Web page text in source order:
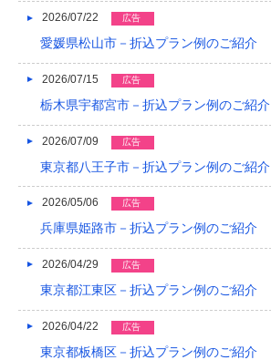
2022/09
2022/08
2022/06
2022/05
2022/04
2022/03
2026/07/22 広告
愛媛県松山市－折込プラン例のご紹介
2026/07/15 広告
栃木県宇都宮市－折込プラン例のご紹介
2026/07/09 広告
東京都八王子市－折込プラン例のご紹介
2026/05/06 広告
兵庫県姫路市－折込プラン例のご紹介
2026/04/29 広告
東京都江東区－折込プラン例のご紹介
2026/04/22 広告
東京都板橋区－折込プラン例のご紹介